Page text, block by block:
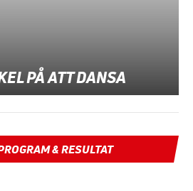
PÅ ATT DANSA
& RESULTAT